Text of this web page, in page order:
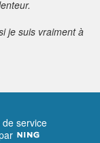
je suis vraiment à
service